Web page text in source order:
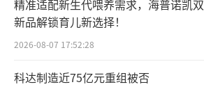
精准适配新生代喂养需求，海普诺凯双
新品解锁育儿新选择！
2026-08-07 17:52:28
科达制造近75亿元重组被否